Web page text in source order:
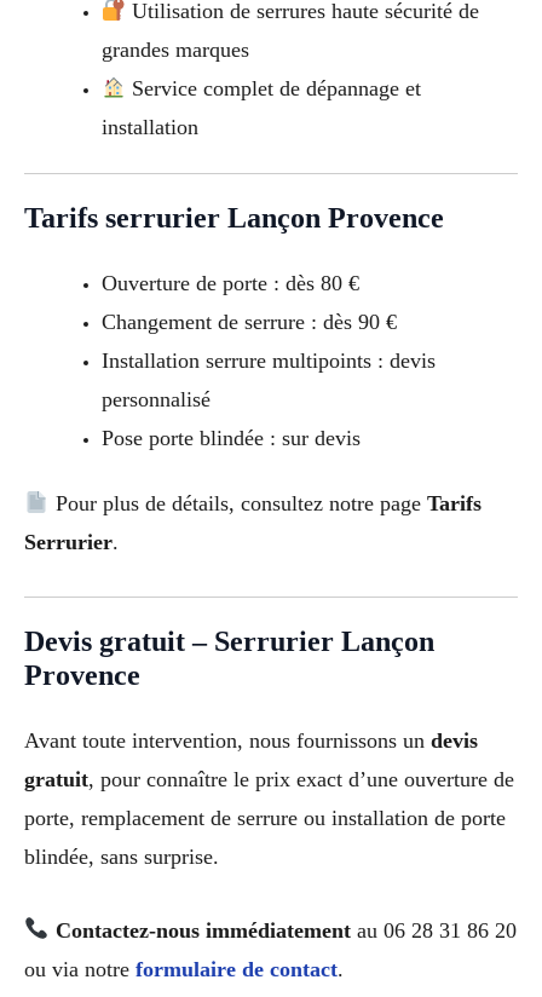
Utilisation de serrures haute sécurité de
grandes marques
Service complet de dépannage et
installation
Tarifs serrurier Lançon Provence
Ouverture de porte : dès 80 €
Changement de serrure : dès 90 €
Installation serrure multipoints : devis
personnalisé
Pose porte blindée : sur devis
Pour plus de détails, consultez notre page Tarifs
Serrurier.
Devis gratuit – Serrurier Lançon
Provence
Avant toute intervention, nous fournissons un devis
gratuit, pour connaître le prix exact d’une ouverture de
porte, remplacement de serrure ou installation de porte
blindée, sans surprise.
Contactez-nous immédiatementau 06 28 31 86 20
ou via notre formulaire de contact.